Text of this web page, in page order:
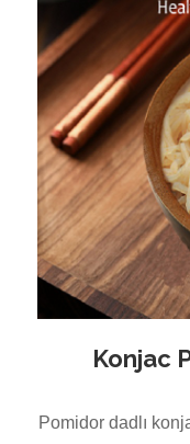
Konjac
Pomidor dadlı